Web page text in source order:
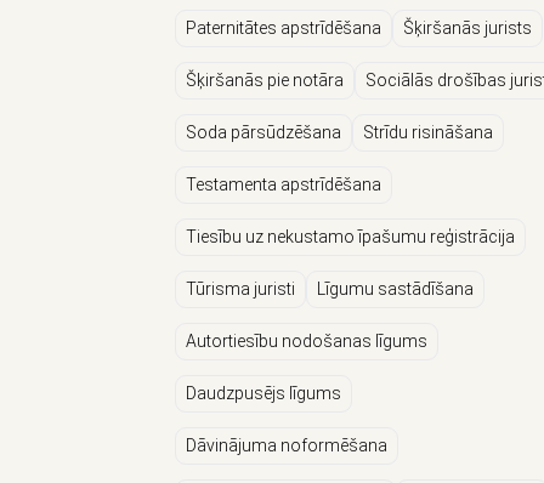
Paternitātes apstrīdēšana Šķiršanās jurists
Šķiršanās pie notāra Sociālās drošības
Soda pārsūdzēšana Strīdu risināšana
Testamenta apstrīdēšana
Tiesību uz nekustamo īpašumu reģistrācija
Tūrisma juristi Līgumu sastādīšana
Autortiesību nodošanas līgums
Daudzpusējs līgums
Dāvinājuma noformēšana